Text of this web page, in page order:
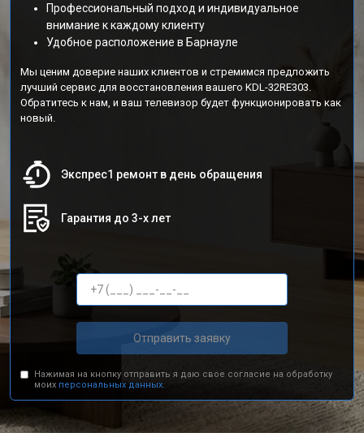
Профессиональный подход и индивидуальное
внимание к каждому клиенту
Удобное расположение в Барнауле
Мы ценим доверие наших клиентов и стремимся предложить
лучший сервис для восстановления вашего KDL-32RE303.
Обратитесь к нам, и ваш телевизор будет функционировать как
новый.
Экспрес1 ремонт в день обращения
Гарантия до 3-х лет
Отправить заявку
Нажимая на кнопку отправить я даю свое согласие на обработку
моих персональных данных.